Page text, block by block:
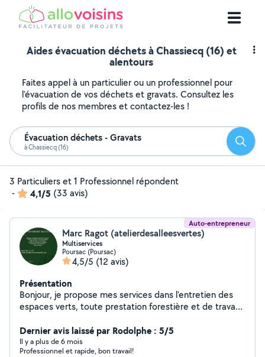
Aides évacuation déchets à Chassiecq (16) et
alentours
Faites appel à un particulier ou un professionnel pour
l'évacuation de vos déchets et gravats. Consultez les
profils de nos membres et contactez-les !
Évacuation déchets - Gravats
à Chassiecq (16)
3 Particuliers et 1 Professionnel répondent
-
4,1/5 (33 avis)
Auto-entrepreneur
Marc Ragot (atelierdesalleesvertes)
Multiservices
Poursac (Poursac)
4,5/5 (12 avis)
Présentation
Bonjour, je propose mes services dans l'entretien des
espaces verts, toute prestation forestière et de travaux
contacter.
Dernier avis laissé par Rodolphe : 5/5
Il y a plus de 6 mois
Professionnel et rapide, bon travail!